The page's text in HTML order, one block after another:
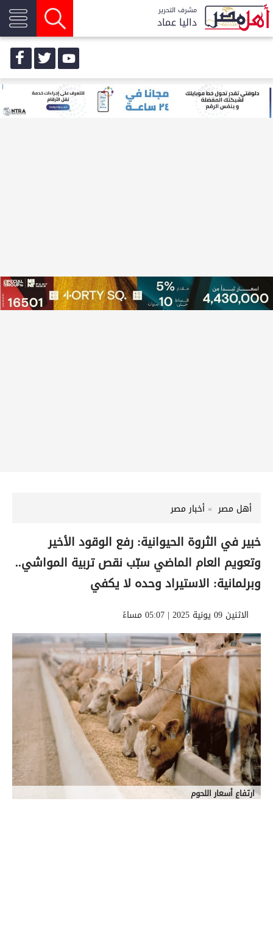
مشرف التحرير
داليا عماد
أهل مصر أخبار مصر
خبير في الثروة الحيوانية: رفع الوقود الأخير
وتعويم العام الماضي سبّب نقص تربية المواشي..
وبرلمانية: الاستيراد وحده لا يكفي
الاثنين 09 يونية 2025 | 05:07 مساءً
ارتفاع أسعار اللحوم